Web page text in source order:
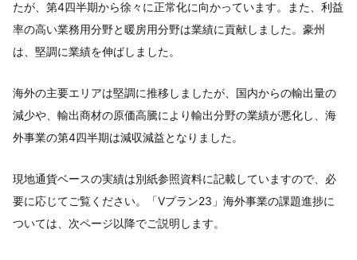
たが、第4四半期から徐々に正常化に向かっています。また、利益
率の高い業務用分野と暖房用分野は業績に貢献しました。豪州
は、堅調に業績を伸ばしました。
海外の主要エリアは堅調に推移しましたが、国内からの輸出量の
減少や、輸出商材の原価高騰により輸出分野の業績が悪化し、海
外事業の第4四半期は減収減益となりました。
現地通貨ベースの実績は別紙参照資料に記載していますので、必
要に応じてご覧ください。「Vプラン23」海外事業の課題進捗に
ついては、次ページ以降でご説明します。